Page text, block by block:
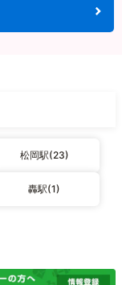
松岡駅(23)
轟駅(1)